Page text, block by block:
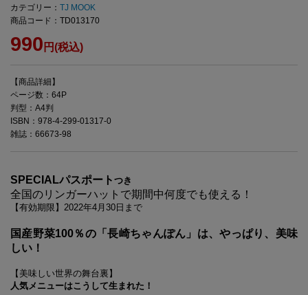
カテゴリー： TJ MOOK
商品コード：TD013170
990 円(税込)
【商品詳細】
ページ数：64P
判型：A4判
ISBN：978-4-299-01317-0
雑誌：66673-98
SPECIALパスポート つき
全国のリンガーハットで期間中何度でも使える！
【有効期限】2022年4月30日まで
国産野菜100％の「長崎ちゃんぽん」は、やっぱり、美味
しい！
【美味しい世界の舞台裏】
人気メニューはこうして生まれた！